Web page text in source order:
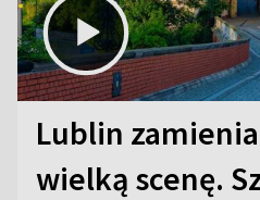
Lublin
wielką scenę.